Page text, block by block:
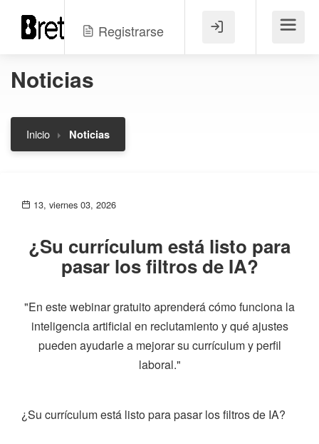
Registrarse Menú
Noticias
Inicio Noticias
13, viernes 03, 2026
¿Su currículum está listo para
pasar los filtros de IA?
"En este webinar gratuito aprenderá cómo funciona la
inteligencia artificial en reclutamiento y qué ajustes
pueden ayudarle a mejorar su currículum y perfil
laboral."
¿Su currículum está listo para pasar los filtros de IA?